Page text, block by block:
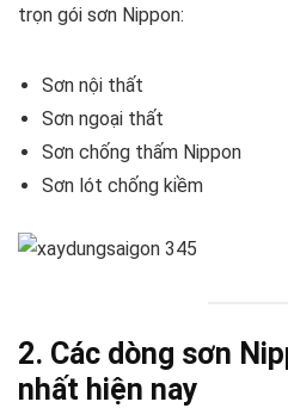
trọn gói sơn Nippon:
Sơn nội thất
Sơn ngoại thất
Sơn chống thấm Nippon
Sơn lót chống kiềm
2. Các dòng sơn
nhất hiện nay